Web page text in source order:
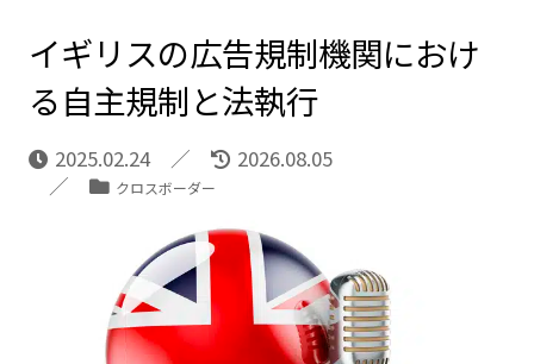
イギリスの広告規制機関におけ
る自主規制と法執行
2025.02.24 2026.08.05
クロスボーダー